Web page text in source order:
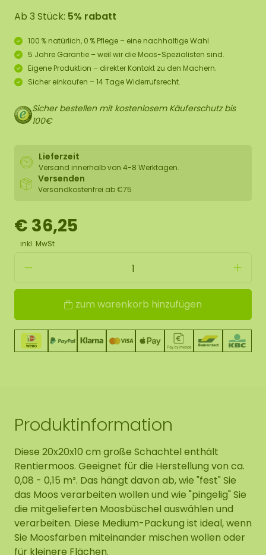
Ab 3 Stück: 5% rabatt
100 % natürlich, 0 % Pflege – eine nachhaltige Wahl.
5 Jahre Garantie – weil wir die Moos-Spezialisten sind.
Eigene Produktion – direkter Kontakt zu den Machern.
Sicher einkaufen – 14 Tage Widerrufsrecht.
Sicher bestellen mit kostenlosem Käuferschutz bis
100€
Lieferzeit
Versand innerhalb von 4-8 Werktagen.
Versenden
Versandkostenfrei ab €75
€ 36,25
inkl. MwSt
zum warenkorb hinzufügen
Produktinformation
Diese 20x20x10 cm große Schachtel enthält
Rentiermoos. Geeignet für die Herstellung von ca.
0,08 - 0,15 m². Das hängt davon ab, wie "fest" Sie
das Moos verarbeiten wollen und wie "pingelig" Sie
die mitgelieferten Moosbüschel auswählen und
verarbeiten. Diese Medium-Packung ist ideal, wenn
Sie Moosfarben miteinander mischen wollen oder
für kleinere Flächen.